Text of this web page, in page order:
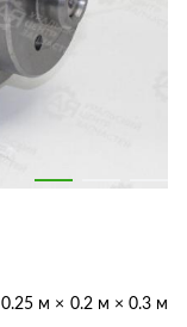
0.25 м × 0.2 м × 0.3 м